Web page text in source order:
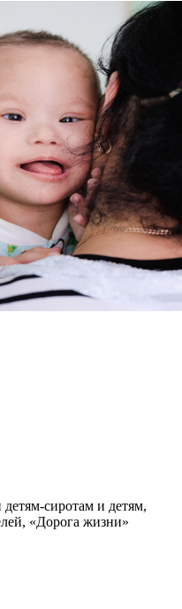
сиротам и детям,
«Дорога жизни»